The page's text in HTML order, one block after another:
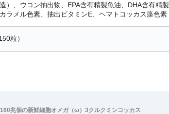
）、ウコン抽出物、EPA含有精製魚油、DHA含有
ラメル色素、抽出ビタミンE、ヘマトコッカス藻色素
粒）
160兆個の新鮮細胞オメガ（ω）3クルクミンコッカス